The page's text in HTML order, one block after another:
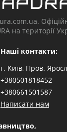
на території
Наші контакти:
г. Київ, Пров.
+380501818452
+380661501587
Написати нам